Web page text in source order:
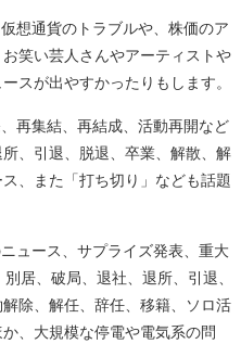
想通貨のトラブルや、株価のア
笑い芸人さんやアーティストや
スが出やすかったりもします。
再集結、再結成、活動再開など
、引退、脱退、卒業、解散、解
、また「打ち切り」なども話題
ュース、サプライズ発表、重大
居、破局、退社、退所、引退、
除、解任、辞任、移籍、ソロ活
、大規模な停電や電気系の問